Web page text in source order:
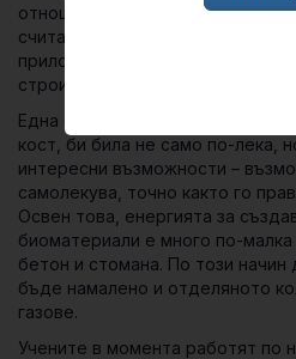
отношение на медицинските
считат, че съществуващите
приложени и в по-голям мащаб,
строителството.
Една сграда, построена от
кост, би била не само по-лека,
интересни възможности –
самолекува, точно както го
Освен това, енергията за
биоматериали е много по-
бетон и стомана. По този
бъде намалено и отделяното
газове.
Учените в момента работят по